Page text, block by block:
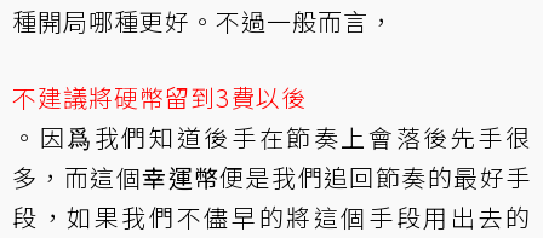
種開局哪種更好。不過一般而言，
不建議將硬幣留到3費以後
。因爲我們知道後手在節奏上會落後先手很
多，而這個幸運幣便是我們追回節奏的最好手
段，如果我們不儘早的將這個手段用出去的